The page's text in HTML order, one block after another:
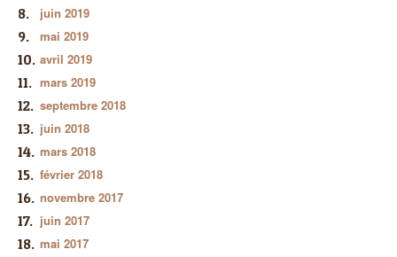
juin 2019
mai 2019
avril 2019
mars 2019
septembre 2018
juin 2018
mars 2018
février 2018
novembre 2017
juin 2017
mai 2017